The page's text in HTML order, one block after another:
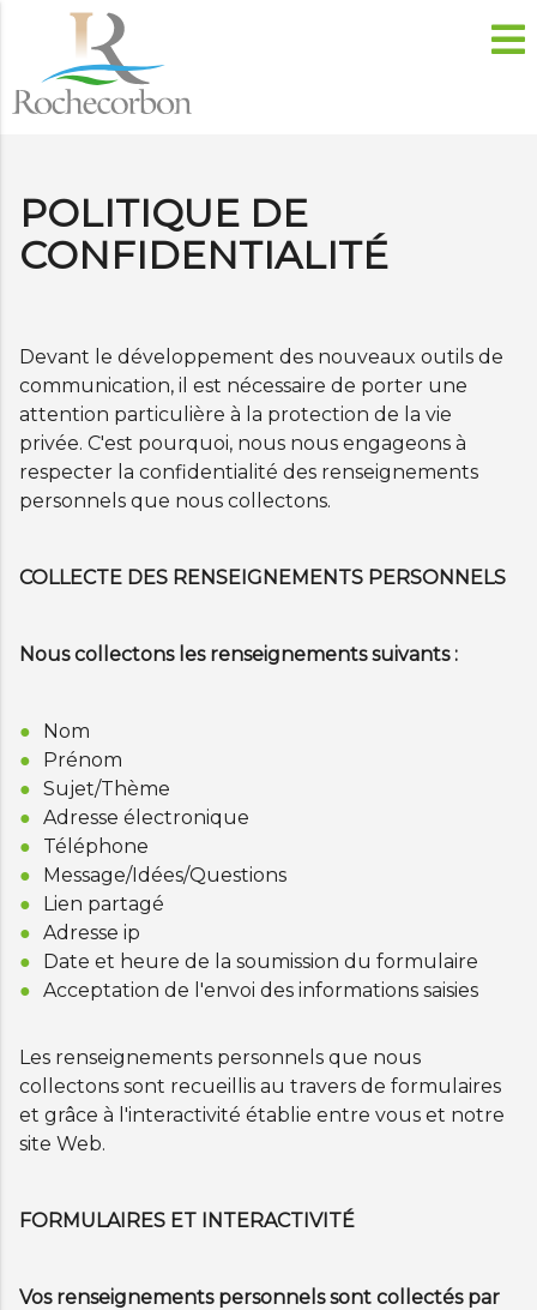
POLITIQUE DE
CONFIDENTIALITÉ
Devant le développement des nouveaux outils de
communication, il est nécessaire de porter une
attention particulière à la protection de la vie
privée. C'est pourquoi, nous nous engageons à
respecter la confidentialité des renseignements
personnels que nous collectons.
COLLECTE DES RENSEIGNEMENTS PERSONNELS
Nous collectons les renseignements suivants :
Nom
Prénom
Sujet/Thème
Adresse électronique
Téléphone
Message/Idées/Questions
Lien partagé
Adresse ip
Date et heure de la soumission du formulaire
Acceptation de l'envoi des informations saisies
Les renseignements personnels que nous
collectons sont recueillis au travers de formulaires
et grâce à l'interactivité établie entre vous et notre
site Web.
FORMULAIRES ET INTERACTIVITÉ
Vos renseignements personnels sont collectés par